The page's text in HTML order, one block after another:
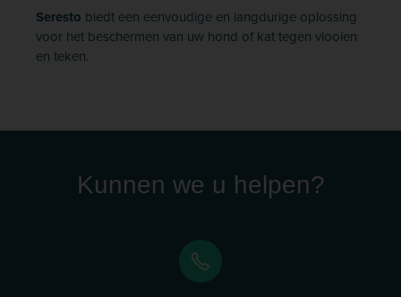
Seresto biedt een eenvoudige en langdurige oplossing
voor het beschermen van uw hond of kat tegen vlooien
en teken.
Kunnen we u helpen?